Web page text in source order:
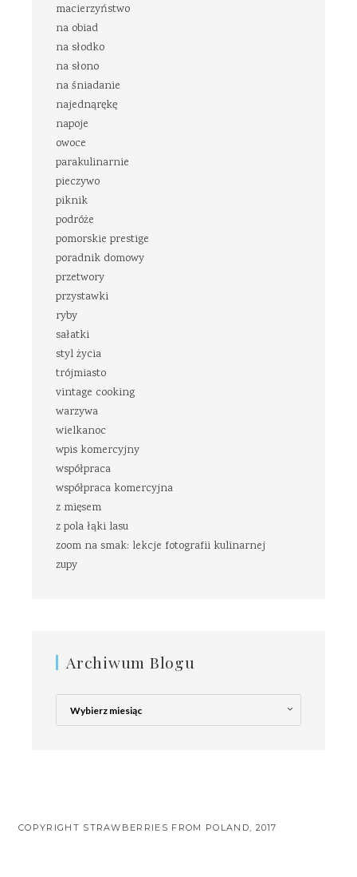
macierzyństwo
na obiad
na słodko
na słono
na śniadanie
najednąrękę
napoje
owoce
parakulinarnie
pieczywo
piknik
podróże
pomorskie prestige
poradnik domowy
przetwory
przystawki
ryby
sałatki
styl życia
trójmiasto
vintage cooking
warzywa
wielkanoc
wpis komercyjny
współpraca
współpraca komercyjna
z mięsem
z pola łąki lasu
zoom na smak: lekcje fotografii kulinarnej
zupy
Archiwum Blogu
Archiwum
Blogu
COPYRIGHT STRAWBERRIES FROM POLAND, 2017